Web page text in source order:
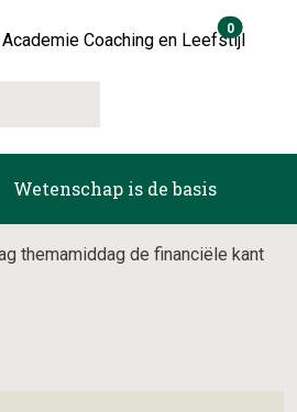
0items in
is de basis
themamiddag de financiële kant